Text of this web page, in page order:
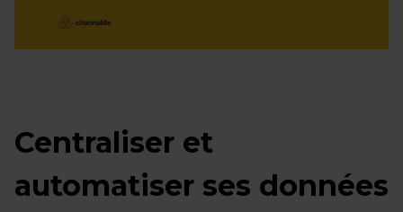
Centraliser et
automatiser ses données